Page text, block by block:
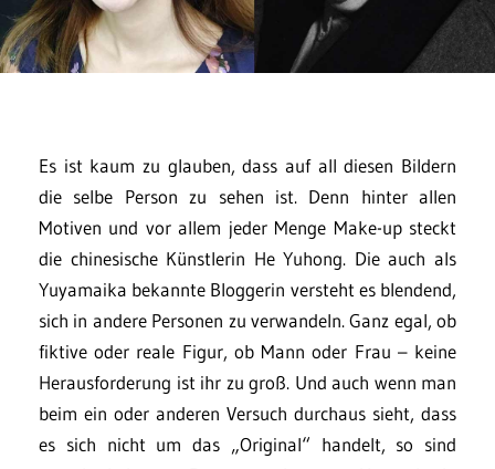
Es ist kaum zu glauben, dass auf all diesen Bildern
die selbe Person zu sehen ist. Denn hinter allen
Motiven und vor allem jeder Menge Make-up steckt
die chinesische Künstlerin He Yuhong. Die auch als
Yuyamaika bekannte Bloggerin versteht es blendend,
sich in andere Personen zu verwandeln. Ganz egal, ob
fiktive oder reale Figur, ob Mann oder Frau – keine
Herausforderung ist ihr zu groß. Und auch wenn man
beim ein oder anderen Versuch durchaus sieht, dass
es sich nicht um das „Original“ handelt, so sind